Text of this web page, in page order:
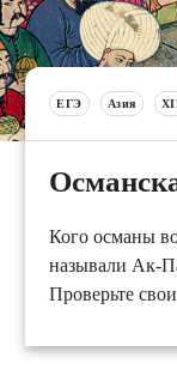
ЕГЭ Азия
Кого османы
называли Ак-
Проверьте